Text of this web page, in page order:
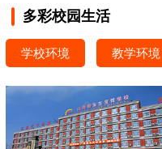
多彩校园生活
学校环境 教学环境